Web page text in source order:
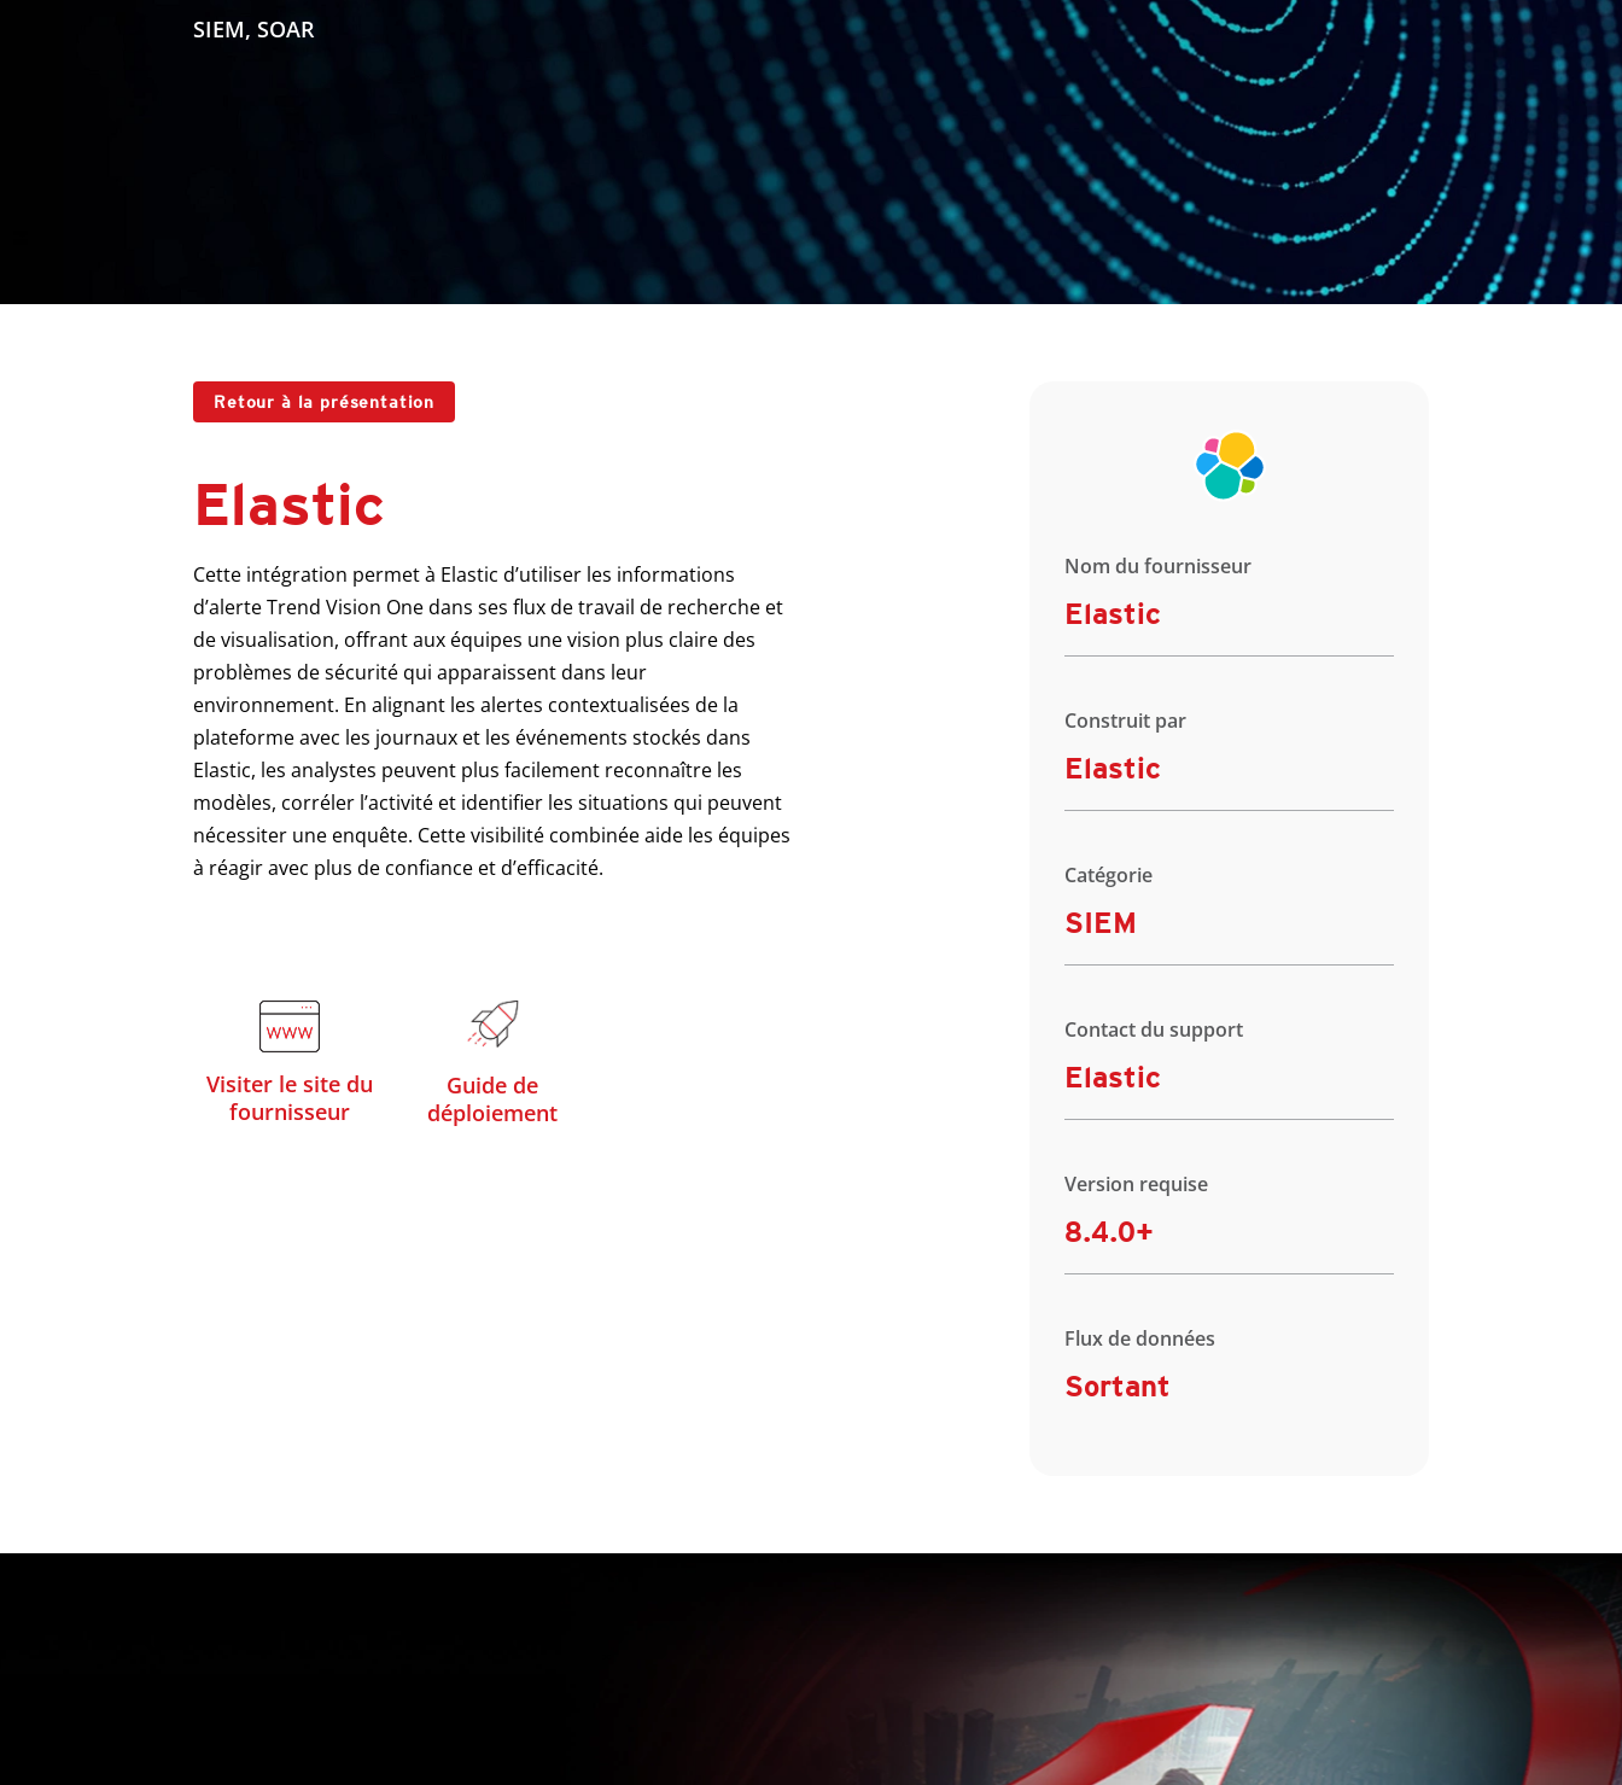
SIEM, SOAR
Retour à la présentation
Elastic
Cette intégration permet à Elastic d’utiliser les informations
d’alerte Trend Vision One dans ses flux de travail de recherche et
de visualisation, offrant aux équipes une vision plus claire des
problèmes de sécurité qui apparaissent dans leur
environnement. En alignant les alertes contextualisées de la
plateforme avec les journaux et les événements stockés dans
Elastic, les analystes peuvent plus facilement reconnaître les
modèles, corréler l’activité et identifier les situations qui peuvent
nécessiter une enquête. Cette visibilité combinée aide les équipes
à réagir avec plus de confiance et d’efficacité.
Visiter le site du
fournisseur
Guide de
déploiement
Nom du fournisseur
Elastic
Construit par
Elastic
Catégorie
SIEM
Contact du support
Elastic
Version requise
8.4.0+
Flux de données
Sortant